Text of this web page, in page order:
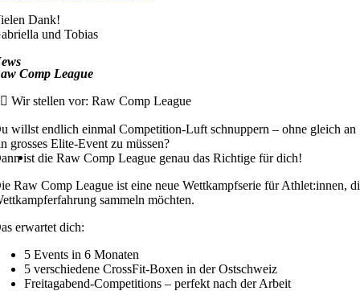
Dank!
und Tobias
Comp League
Wir stellen vor: Raw Comp League
willst endlich einmal Competition-Luft schnuppern – ohne gleich an
grosses Elite-Event zu müssen?
ist die Raw Comp League genau das Richtige für dich!
Raw Comp League ist eine neue Wettkampfserie für Athlet:innen,
sammeln möchten.
erwartet dich:
5 Events in 6 Monaten
5 verschiedene CrossFit-Boxen in der Ostschweiz
Freitagabend-Competitions – perfekt nach der Arbeit